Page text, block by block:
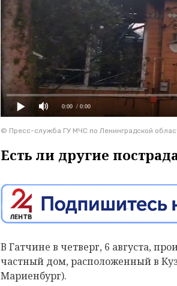
0:00 / 0:00
© Пресс-служба ГУ МЧС по Ленинградской
Есть ли другие
В Гатчине в четверг, 6 августа,
частный дом, расположенный в
Мариенбург).